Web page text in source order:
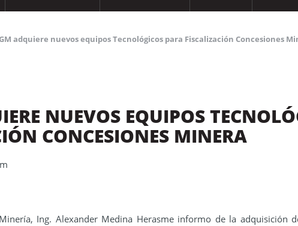
adquiere nuevos equipos Tecnológicos para Fiscalización Concesiones
NUEVOS EQUIPOS
CONCESIONES MINERA
Ing. Alexander Medina Herasme informo de la adquisición